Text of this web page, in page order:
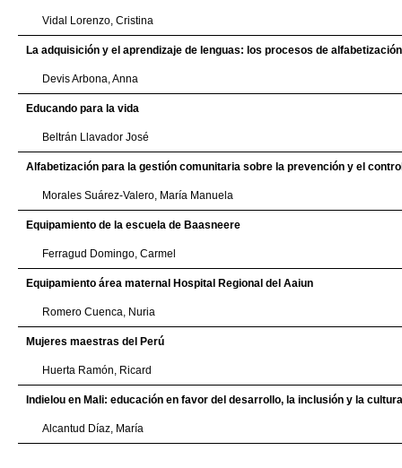
Vidal Lorenzo, Cristina
La adquisición y el aprendizaje de lenguas: los procesos de
Devis Arbona, Anna
Educando para la vida
Beltrán Llavador José
Alfabetización para la gestión comunitaria sobre la prevención y el
Morales Suárez-Valero, María Manuela
Equipamiento de la escuela de Baasneere
Ferragud Domingo, Carmel
Equipamiento área maternal Hospital Regional del Aaiun
Romero Cuenca, Nuria
Mujeres maestras del Perú
Huerta Ramón, Ricard
Indielou en Mali: educación en favor del desarrollo, la inclusión y la
Alcantud Díaz, María